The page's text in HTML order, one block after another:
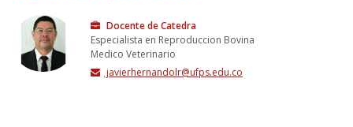
Docente de Catedra
Especialista en Reproduccion Bovina
Medico Veterinario
javierhernandolr@ufps.edu.co